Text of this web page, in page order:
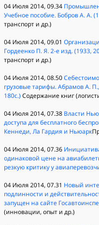
04 Июля 2014, 09.34
Учебное пособие. Бобров А. А.
транспорт и др.)
04 Июля 2014, 09.01
Гордеенко П. Я. 2-е изд. (1933,
транспорт и др.)
04 Июля 2014, 08.50
грузовые тарифы. Абрамов А.
180с.) Содержание книг
04 Июля 2014, 07.38 Власти
доступа для бесплатного
Кеннеди, Ла Гардия и Ньюарк
04 Июля 2014, 07.36
одинаковой цене на
резкую критику у
04 Июля 2014, 07.31 Новый
подлинности и
запущен на сайте
(инновации, опыт и др.)